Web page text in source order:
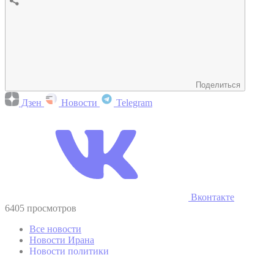
Поделиться
Дзен Новости Telegram
Вконтакте
6405 просмотров
Все новости
Новости Ирана
Новости политики